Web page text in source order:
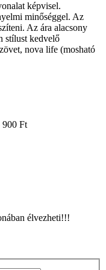
képvisel.
minőséggel. Az
Az ára alacsony
stílust kedvelő
nova life (mosható
Ft
élvezheti!!!